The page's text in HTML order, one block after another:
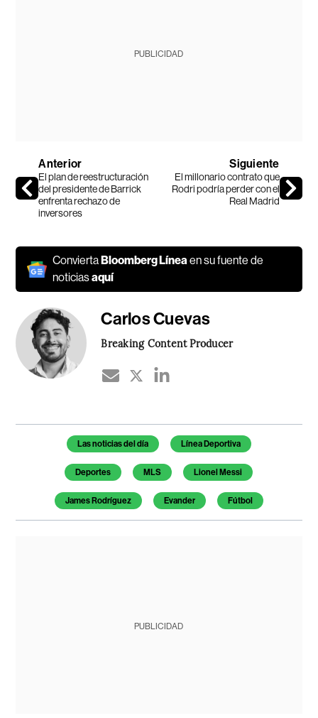
PUBLICIDAD
Anterior
El plan de reestructuración
del presidente de Barrick
enfrenta rechazo de
inversores
Siguiente
El millonario contrato que
Rodri podría perder con el
Real Madrid
Convierta Bloomberg Líneaen su fuente de
noticiasaquí
Carlos Cuevas
Breaking Content Producer
Temas de este artículo
Las noticias del día Línea Deportiva
Deportes MLS Lionel Messi
James Rodríguez Evander Fútbol
PUBLICIDAD